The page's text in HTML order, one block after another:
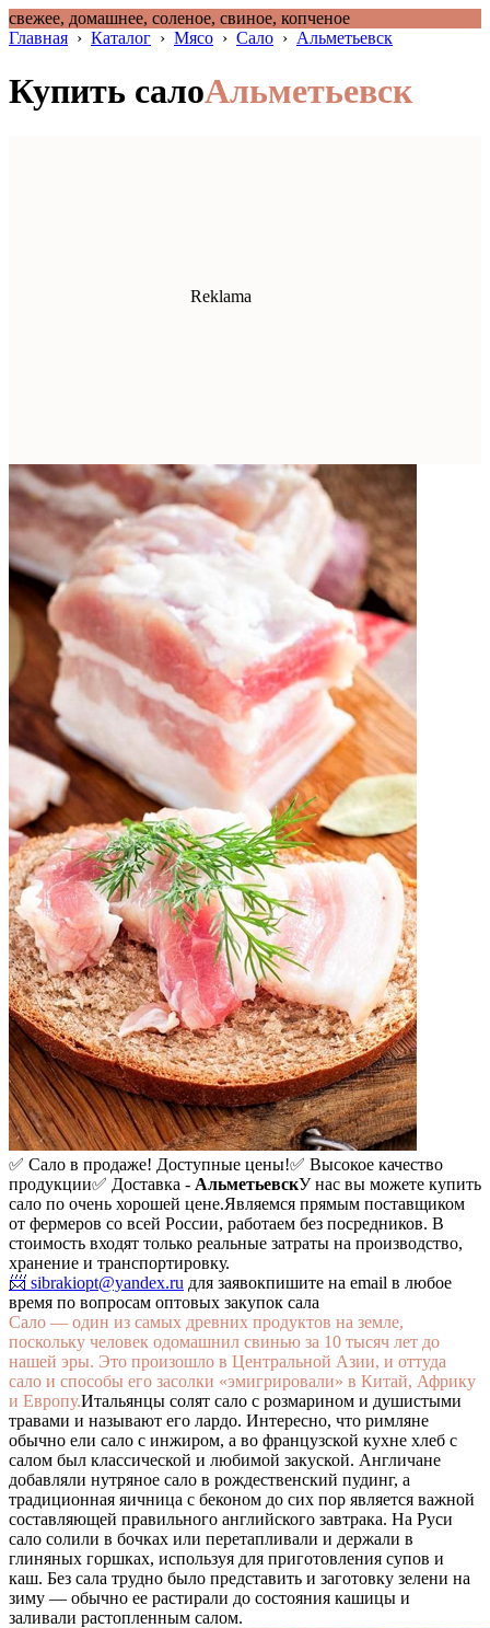
свежее, домашнее, соленое, свиное, копченое
Главная › Каталог › Мясо › Сало › Альметьевск
Купить салоАльметьевск
✅ Сало в продаже! Доступные цены!✅ Высокое качество
продукции✅ Доставка - АльметьевскУ нас вы можете купить
сало по очень хорошей цене.Являемся прямым поставщиком
от фермеров со всей России, работаем без посредников. В
стоимость входят только реальные затраты на производство,
хранение и транспортировку.
📨 sibrakiopt@yandex.ru для заявокпишите на email в любое
время по вопросам оптовых закупок сала
Сало — один из самых древних продуктов на земле,
поскольку человек одомашнил свинью за 10 тысяч лет до
нашей эры. Это произошло в Центральной Азии, и оттуда
сало и способы его засолки «эмигрировали» в Китай, Африку
и Европу.Итальянцы солят сало с розмарином и душистыми
травами и называют его лардо. Интересно, что римляне
обычно ели сало с инжиром, а во французской кухне хлеб с
салом был классической и любимой закуской. Англичане
добавляли нутряное сало в рождественский пудинг, а
традиционная яичница с беконом до сих пор является важной
составляющей правильного английского завтрака. На Руси
сало солили в бочках или перетапливали и держали в
глиняных горшках, используя для приготовления супов и
каш. Без сала трудно было представить и заготовку зелени на
зиму — обычно ее растирали до состояния кашицы и
заливали растопленным салом.